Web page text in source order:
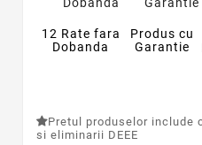
12 Rate fara
Dobanda
Produs cu
Garantie
Pretul produselor
si eliminarii DEEE